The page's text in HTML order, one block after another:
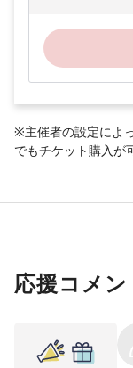
※主催者の設定によ
でもチケット購入が
応援コメン